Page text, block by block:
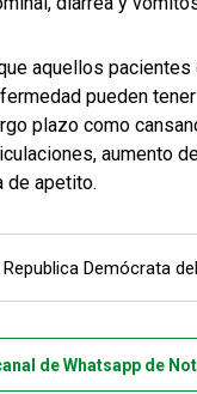
aquellos pacientes
pueden tener
plazo como
aumento
de apetito.
Republica Demócrata
de Whatsapp de